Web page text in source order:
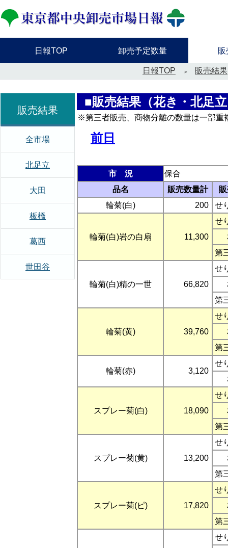
日報TOP 卸売予定数量 販
日報TOP 販売結果
■販売結果（花き・北足
※第三者販売、商物分離の数量は一部重
前日
市 況
保合
品名
販売数量計
輪菊(白)
200 せ
輪菊(白)岩の白扇 11,300
せ
第
輪菊(白)精の一世 66,820
せ
第
輪菊(黄) 39,760
せ
第
輪菊(赤) 3,120
せ
スプレー菊(白) 18,090
せ
第
スプレー菊(黄) 13,200
せ
第
スプレー菊(ピ) 17,820
せ
第
せ
販売結果
全市場
北足立
大田
板橋
葛西
世田谷